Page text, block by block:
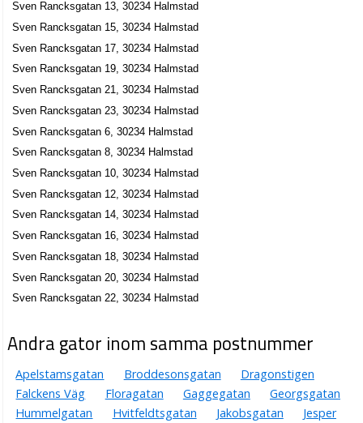
Lars Fredrik Andersson Hed
035-102128
Sven Rancksgatan 8, 30234 Halmstad
F A H Golf AB
Lars Fredrik Andersson Hed
Sven Rancksgatan 8, 30234 Halmstad
Larm for fun HB
035-131000
Sven Rancksgatan 9, 30234 Halmstad
Sven Rancksgatan 13, 30234 Halmstad
Sven Rancksgatan 15, 30234 Halmstad
Sven Rancksgatan 17, 30234 Halmstad
Sven Rancksgatan 19, 30234 Halmstad
Sven Rancksgatan 21, 30234 Halmstad
Sven Rancksgatan 23, 30234 Halmstad
Sven Rancksgatan 6, 30234 Halmstad
Sven Rancksgatan 8, 30234 Halmstad
Sven Rancksgatan 10, 30234 Halmstad
Sven Rancksgatan 12, 30234 Halmstad
Sven Rancksgatan 14, 30234 Halmstad
Sven Rancksgatan 16, 30234 Halmstad
Sven Rancksgatan 18, 30234 Halmstad
Sven Rancksgatan 20, 30234 Halmstad
Sven Rancksgatan 22, 30234 Halmstad
Andra gator inom samma postnummer
Apelstamsgatan Broddesonsgatan
Dragonstigen
Falckens Väg
Floragatan Gaggegatan
Georgsgatan
Hummelgatan
Hvitfeldtsgatan Jakobsgatan Jesper